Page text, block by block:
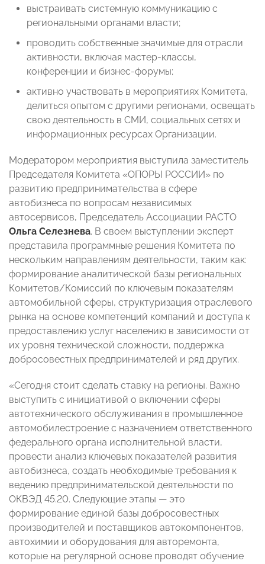
выстраивать системную коммуникацию с
региональными органами власти;
проводить собственные значимые для отрасли
активности, включая мастер-классы,
конференции и бизнес-форумы;
активно участвовать в мероприятиях Комитета,
делиться опытом с другими регионами, освещать
свою деятельность в СМИ, социальных сетях и
информационных ресурсах Организации.
Модератором мероприятия выступила заместитель
Председателя Комитета «ОПОРЫ РОССИИ» по
развитию предпринимательства в сфере
автобизнеса по вопросам независимых
автосервисов, Председатель Ассоциации РАСТО
Ольга Селезнева. В своем выступлении эксперт
представила программные решения Комитета по
нескольким направлениям деятельности, таким как:
формирование аналитической базы региональных
Комитетов/Комиссий по ключевым показателям
автомобильной сферы, структуризация отраслевого
рынка на основе компетенций компаний и доступа к
предоставлению услуг населению в зависимости от
их уровня технической сложности, поддержка
добросовестных предпринимателей и ряд других.
«Сегодня стоит сделать ставку на регионы. Важно
выступить с инициативой о включении сферы
автотехнического обслуживания в промышленное
автомобилестроение с назначением ответственного
федерального органа исполнительной власти,
провести анализ ключевых показателей развития
автобизнеса, создать необходимые требования к
ведению предпринимательской деятельности по
ОКВЭД 45.20. Следующие этапы — это
формирование единой базы добросовестных
производителей и поставщиков автокомпонентов,
автохимии и оборудования для авторемонта,
которые на регулярной основе проводят обучение